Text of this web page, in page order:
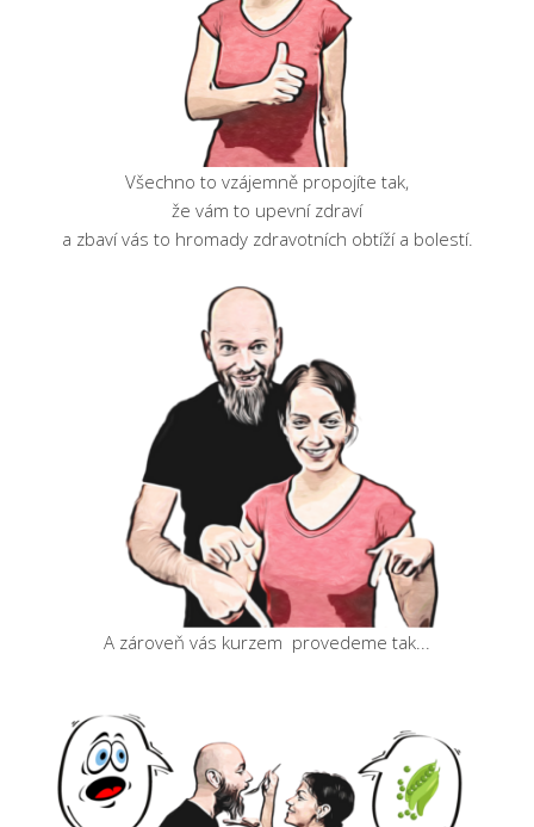
Všechno to vzájemně propojíte tak,
že vám to upevní zdraví
a zbaví vás to hromady zdravotních obtíží a bolestí.
A zároveň vás kurzem provedeme tak...